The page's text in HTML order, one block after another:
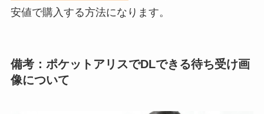
安値で購入する方法になります。
備考：ポケットアリスでDLできる待ち受け画
像について